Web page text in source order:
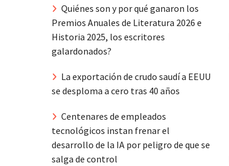
Quiénes son y por qué ganaron los
Premios Anuales de Literatura 2026 e
Historia 2025, los escritores
galardonados?
La exportación de crudo saudí a EEUU
se desploma a cero tras 40 años
Centenares de empleados
tecnológicos instan frenar el
desarrollo de la IA por peligro de que se
salga de control